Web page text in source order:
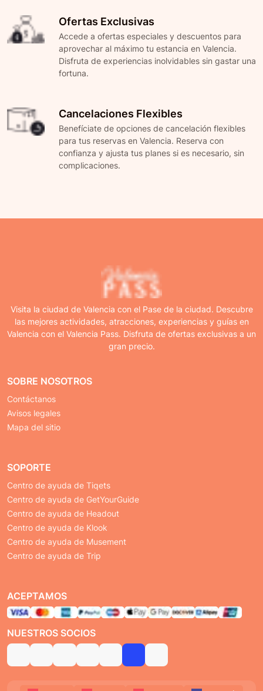
Ofertas Exclusivas
Accede a ofertas especiales y descuentos para
aprovechar al máximo tu estancia en Valencia.
Disfruta de experiencias inolvidables sin gastar una
fortuna.
Cancelaciones Flexibles
Benefíciate de opciones de cancelación flexibles
para tus reservas en Valencia. Reserva con
confianza y ajusta tus planes si es necesario, sin
complicaciones.
Visita la ciudad de Valencia con el Pase de la ciudad. Descubre
las mejores actividades, atracciones, experiencias y guías en
Valencia con el Valencia Pass. Disfruta de ofertas exclusivas a un
gran precio.
SOBRE NOSOTROS
Contáctanos
Avisos legales
Mapa del sitio
SOPORTE
Centro de ayuda de Tiqets
Centro de ayuda de GetYourGuide
Centro de ayuda de Headout
Centro de ayuda de Klook
Centro de ayuda de Musement
Centro de ayuda de Trip
ACEPTAMOS
NUESTROS SOCIOS